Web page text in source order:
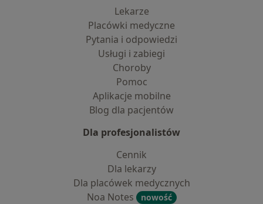
Lekarze
Placówki medyczne
Pytania i odpowiedzi
Usługi i zabiegi
Choroby
Pomoc
Aplikacje mobilne
Blog dla pacjentów
Dla profesjonalistów
Cennik
Dla lekarzy
Dla placówek medycznych
Noa Notes
nowość